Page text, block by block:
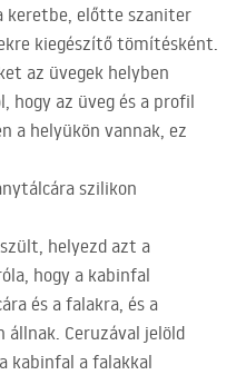
keretbe, előtte szaniter
kiegészítő tömítésként.
az üvegek helyben
hogy az üveg és a profil
a helyükön vannak, ez
szilikon
helyezd azt a
hogy a kabinfal
és a falakra, és a
állnak. Ceruzával jelöld
kabinfal a falakkal